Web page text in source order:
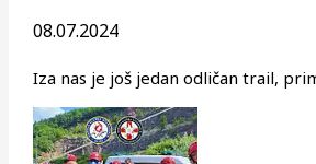
08.07.2024
Iza nas je još jedan odličan trail,